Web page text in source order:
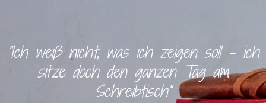
“Ich weiß nicht, was ich zeigen soll – ich
sitze doch den ganzen Tag am
Schreibtisch”